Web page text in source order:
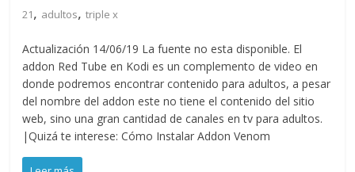
21, adultos,triple x
Actualización 14/06/19 La fuente no esta disponible. El
addon Red Tube en Kodi es un complemento de video en
donde podremos encontrar contenido para adultos, a pesar
del nombre del addon este no tiene el contenido del sitio
web, sino una gran cantidad de canales en tv para adultos.
|Quizá te interese: Cómo Instalar Addon Venom